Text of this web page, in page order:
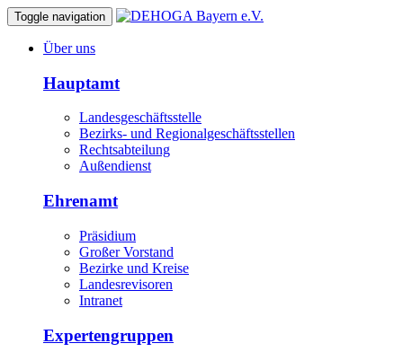
Toggle navigation
Über uns
Hauptamt
Landesgeschäftsstelle
Bezirks- und Regionalgeschäftsstellen
Rechtsabteilung
Außendienst
Ehrenamt
Präsidium
Großer Vorstand
Bezirke und Kreise
Landesrevisoren
Intranet
Expertengruppen